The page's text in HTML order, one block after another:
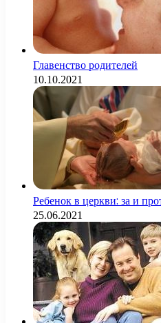
Главенство родителей
10.10.2021
Ребенок в церкви: за и
25.06.2021